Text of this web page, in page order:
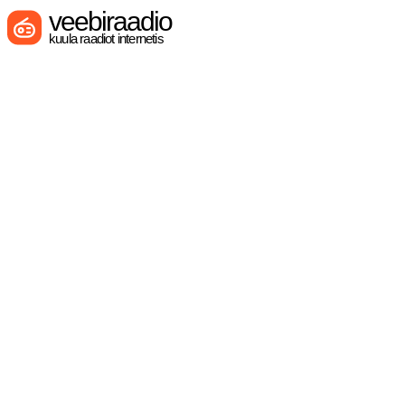
veebiraadio
kuula raadiot internetis